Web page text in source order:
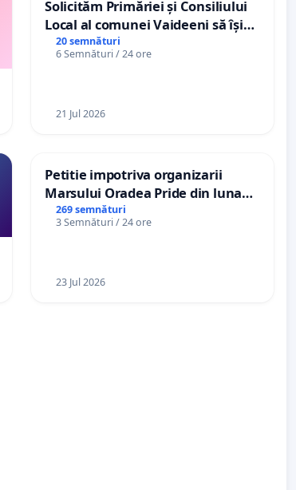
Solicităm Primăriei și Consiliului
Local al comunei Vaideeni să își
exercite efectiv atribuțiile legale
și să reprezinte interesele
20 semnături
6 Semnături / 24 ore
21 Jul 2026
Petitie impotriva organizarii
Marsului Oradea Pride din luna
Iulie 2026
269 semnături
3 Semnături / 24 ore
23 Jul 2026